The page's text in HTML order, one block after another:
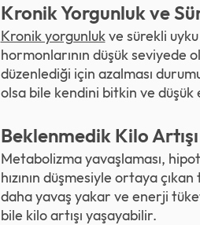
Kronik Yorgunluk ve
Kronik yorgunlukve sürekli
hormonlarının düşük seviyede
düzenlediği için azalması
olsa bile kendini bitkin ve
Beklenmedik Kilo
Metabolizma yavaşlaması,
hızının düşmesiyle ortaya
daha yavaş yakar ve enerji
bile kilo artışı yaşayabilir.